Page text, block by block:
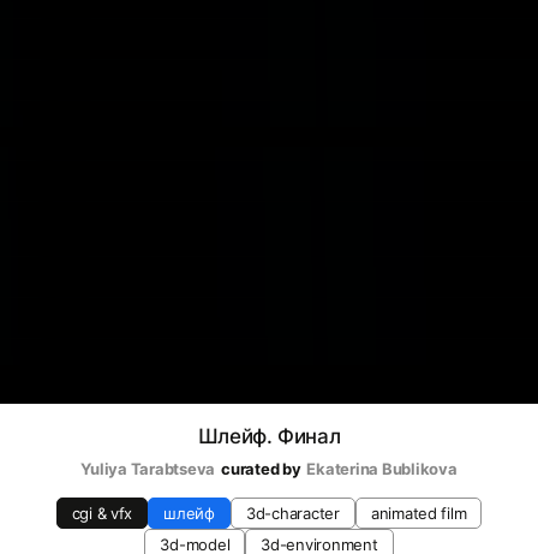
Шлейф. Финал
Yuliya Tarabtseva curated by Ekaterina Bublikova
cgi & vfx шлейф 3d-character
animated film
3d-model
3d-environment